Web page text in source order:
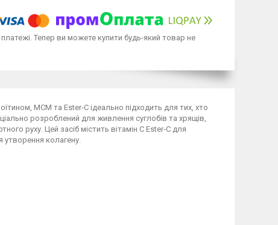
платежі. Тепер ви можете купити будь-який товар не
МСМ та Ester-C ідеально підходить для тих, хто
розроблений для живлення суглобів та хрящів,
руху. Цей засіб містить вітамін С Ester-C для
утворення колагену.